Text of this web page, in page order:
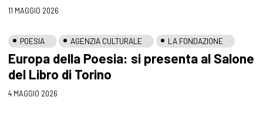
11 MAGGIO 2026
POESIA AGENZIA CULTURALE LA FONDAZIONE
Europa della Poesia: si presenta al Salone
del Libro di Torino
4 MAGGIO 2026